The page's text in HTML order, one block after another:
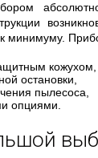
к минимуму.
кожухом,
остановки,
пылесоса,
опциями.